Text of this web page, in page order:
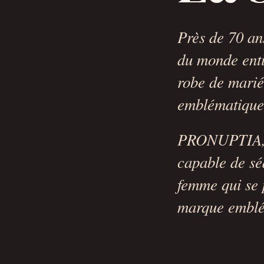
Près de 70
du monde
robe de
capable de
femme qui
marque